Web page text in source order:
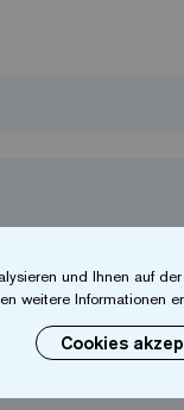
und Ihnen auf
weitere Informationen
Cookies